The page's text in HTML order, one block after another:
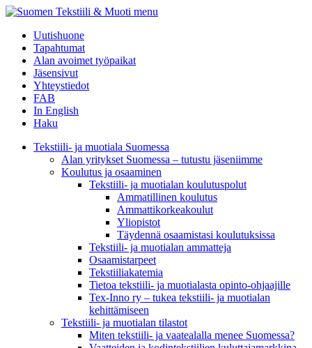
menu
Uutishuone
Tapahtumat
Alan avoimet työpaikat
Jäsensivut
Yhteystiedot
FAB
In English
Haku
Tekstiili- ja muotiala Suomessa
Alan yritykset Suomessa – tutustu jäseniimme
Koulutus ja osaaminen
Tekstiili- ja muotialan koulutuspolut
Ammatillinen koulutus
Ammattikorkeakoulut
Yliopistot
Täydennä osaamistasi koulutuksissa
Tekstiili- ja muotialan ammatteja
Osaamistarpeet
Tekstiiliakatemia
Tietoa tekstiili- ja muotialasta opinto-ohjaajille
Tex-Inno ry – tukea tekstiili- ja muotialan
kehittämiseen
Tekstiili- ja muotialan tilastot
Miten tekstiili- ja vaatealalla menee Suomessa?